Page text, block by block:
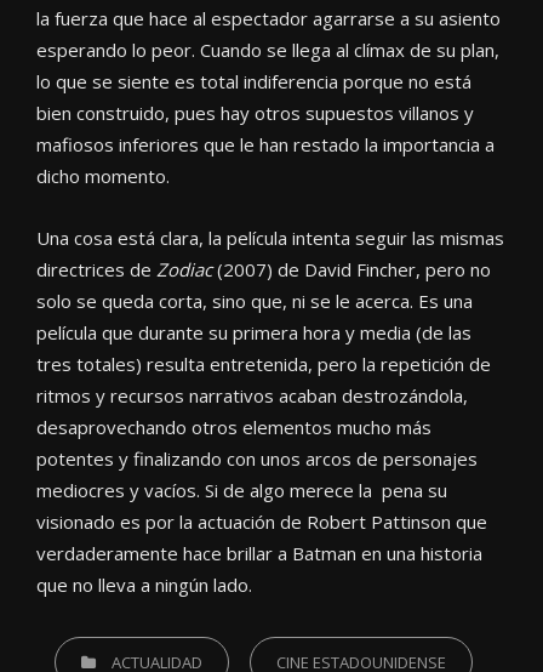
la fuerza que hace al espectador agarrarse a su asiento
esperando lo peor. Cuando se llega al clímax de su plan,
lo que se siente es total indiferencia porque no está
bien construido, pues hay otros supuestos villanos y
mafiosos inferiores que le han restado la importancia a
dicho momento.
Una cosa está clara, la película intenta seguir las mismas
directrices de Zodiac(2007) de David Fincher, pero no
solo se queda corta, sino que, ni se le acerca. Es una
película que durante su primera hora y media (de las
tres totales) resulta entretenida, pero la repetición de
ritmos y recursos narrativos acaban destrozándola,
desaprovechando otros elementos mucho más
potentes y finalizando con unos arcos de personajes
mediocres y vacíos. Si de algo merece la pena su
visionado es por la actuación de Robert Pattinson que
verdaderamente hace brillar a Batman en una historia
que no lleva a ningún lado.
CATEGORIESACTUALIDAD CINE ESTADOUNIDENSE